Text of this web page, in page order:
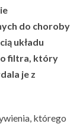
do choroby
układu
filtra, który
je z
którego